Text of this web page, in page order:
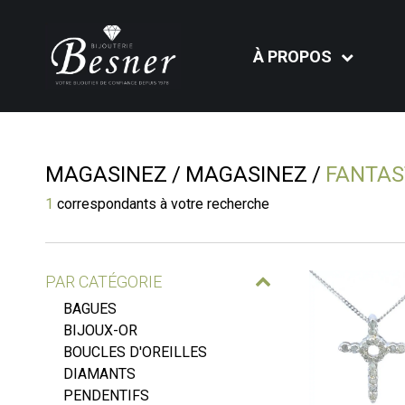
À PROPOS
MAGASINEZ MAGASINEZ
1 correspondants à votre recherche
PAR CATÉGORIE
BAGUES
BIJOUX-OR
BOUCLES D'OREILLES
DIAMANTS
PENDENTIFS